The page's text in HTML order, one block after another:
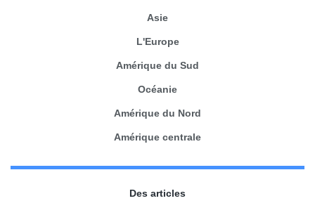
Asie
L'Europe
Amérique du Sud
Océanie
Amérique du Nord
Amérique centrale
Des articles